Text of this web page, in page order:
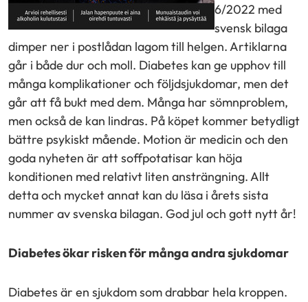
6/2022 med
svensk bilaga
dimper ner i postlådan lagom till helgen. Artiklarna
går i både dur och moll. Diabetes kan ge upphov till
många komplikationer och följdsjukdomar, men det
går att få bukt med dem. Många har sömnproblem,
men också de kan lindras. På köpet kommer betydligt
bättre psykiskt mående. Motion är medicin och den
goda nyheten är att soffpotatisar kan höja
konditionen med relativt liten ansträngning. Allt
detta och mycket annat kan du läsa i årets sista
nummer av svenska bilagan. God jul och gott nytt år!
Diabetes ökar risken för många andra sjukdomar
Diabetes är en sjukdom som drabbar hela kroppen.